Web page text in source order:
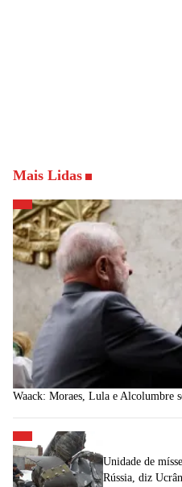
Mais Lidas
Waack: Moraes, Lula e Alcolumbre
Unidade de
Rússia, diz